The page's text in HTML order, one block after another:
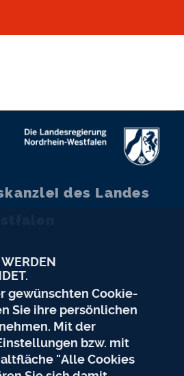
des Landes
WERDEN
gewünschten Cookie-
Sie ihre persönlichen
Mit der
bzw. mit
"Alle Cookies